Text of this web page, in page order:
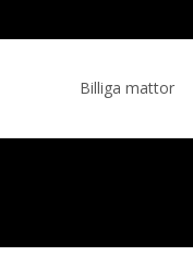
Billiga mattor